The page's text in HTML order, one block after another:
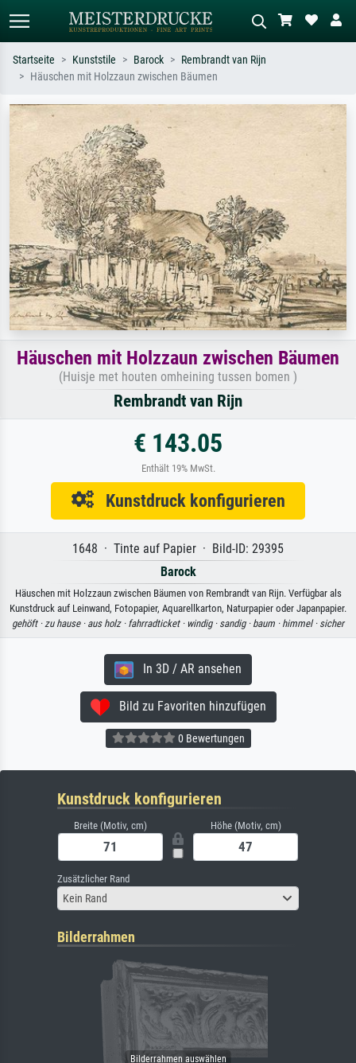
Suchen Sie nach Künstlern, Werktiteln
oder Stilen – z.B. Monet,
Sternennacht, Impressionismus, Welle
Hokusai, Akt.
Beschreiben Sie die Szene – z.B. Grüne
Wiese, Abstrakt mit viel Rot, Dunkles
Ölgemälde, Stehender Akt neben einem
Startseite Kunststile Barock
Rembrandt van Rijn
Häuschen mit Holzzaun zwischen Bäumen
Häuschen mit Holzzaun zwischen Bäumen
(Huisje met houten omheining tussen bomen )
Rembrandt van Rijn
€ 143.05
Enthält 19% MwSt.
Kunstdruck konfigurieren
1648 · Tinte auf Papier · Bild-ID: 29395
Barock
Häuschen mit Holzzaun zwischen Bäumen von Rembrandt van Rijn. Verfügbar als
Kunstdruck auf Leinwand, Fotopapier, Aquarellkarton, Naturpapier oder Japanpapier.
gehöft ·zu hause · aus holz · fahrradticket · windig · sandig · baum · himmel · sicher
In 3D / AR ansehen
Bild zu Favoriten hinzufügen
0 Bewertungen
Kunstdruck konfigurieren
Breite (Motiv, cm) Höhe (Motiv, cm)
Zusätzlicher Rand
Kein Rand
Bilderrahmen